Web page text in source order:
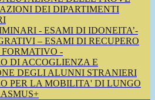
DEI DIPARTIMENTI
- ESAMI DI IDONEITA’-
– ESAMI DI RECUPERO
-
DI ACCOGLIENZA E
DEGLI ALUNNI STRANIERI
PER LA MOBILITA' DI LUNGO